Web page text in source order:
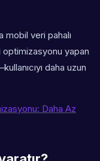
mobil veri pahalı
optimizasyonu yapan
daha uzun
Daha Az